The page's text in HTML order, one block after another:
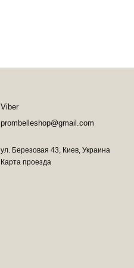
Viber
prombelleshop@gmail.com
ул. Березовая 43, Киев, Украина
Карта проезда